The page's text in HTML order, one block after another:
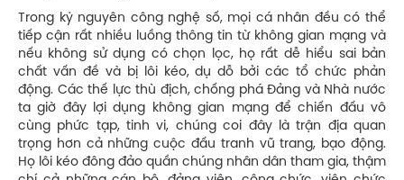
Trong kỷ nguyên công nghệ số, mọi cá nhân đều có thể
tiếp cận rất nhiều luồng thông tin từ không gian mạng và
nếu không sử dụng có chọn lọc, họ rất dễ hiểu sai bản
chất vấn đề và bị lôi kéo, dụ dỗ bởi các tổ chức phản
động. Các thế lực thù địch, chống phá Đảng và Nhà nước
ta giờ đây lợi dụng không gian mạng để chiến đấu vô
cùng phức tạp, tinh vi, chúng coi đây là trận địa quan
trọng hơn cả những cuộc đấu tranh vũ trang, bạo động.
Họ lôi kéo đông đảo quần chúng nhân dân tham gia, thậm